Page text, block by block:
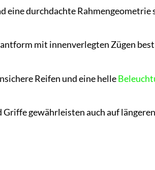
eine durchdachte
mit innenverlegten Zügen
Reifen und eine helle
gewährleisten auch auf